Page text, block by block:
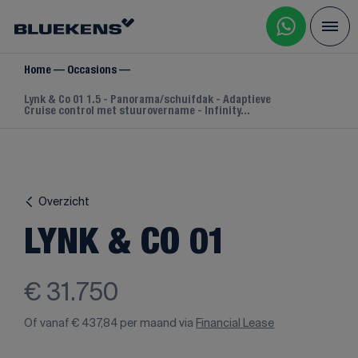
Home Occasions
Lynk & Co 01 1.5 - Panorama/schuifdak - Adaptieve
Cruise control met stuurovername - Infinity...
Overzicht
LYNK & CO 01
€ 31.750
Of vanaf € 437,84 per maand via Financial Lease